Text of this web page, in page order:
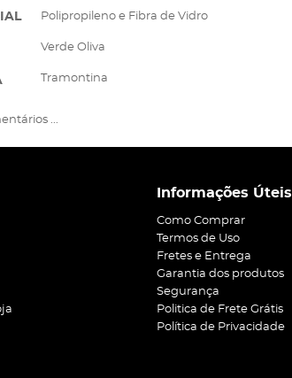
Polipropileno e Fibra de Vidro
Verde Oliva
Tramontina
...
Informações Úteis
Como Comprar
Termos de Uso
Fretes e Entrega
Garantia dos produtos
Segurança
Politica de Frete Grátis
Política de Privacidade